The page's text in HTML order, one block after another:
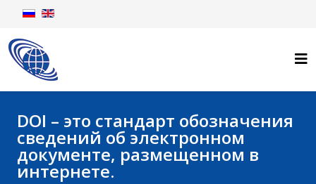
DOI – это стандарт обозначения
сведений об электронном
документе, размещенном в
интернете.